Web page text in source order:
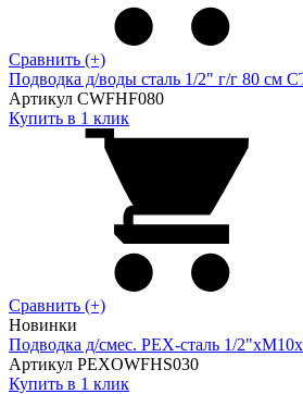
Сравнить (+)
Подводка д/воды сталь 1/2" г/г 80 cм
Артикул CWFHF080
Купить в 1 клик
Сравнить (+)
Новинки
Подводка д/смес. PEX-сталь 1/
Артикул PEXOWFHS030
Купить в 1 клик